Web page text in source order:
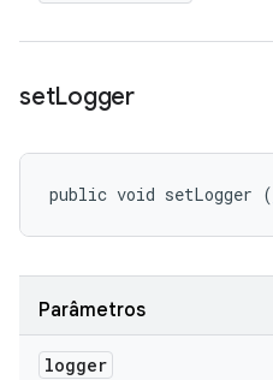
setLogger
public void setLogger (
Parâmetros
logger